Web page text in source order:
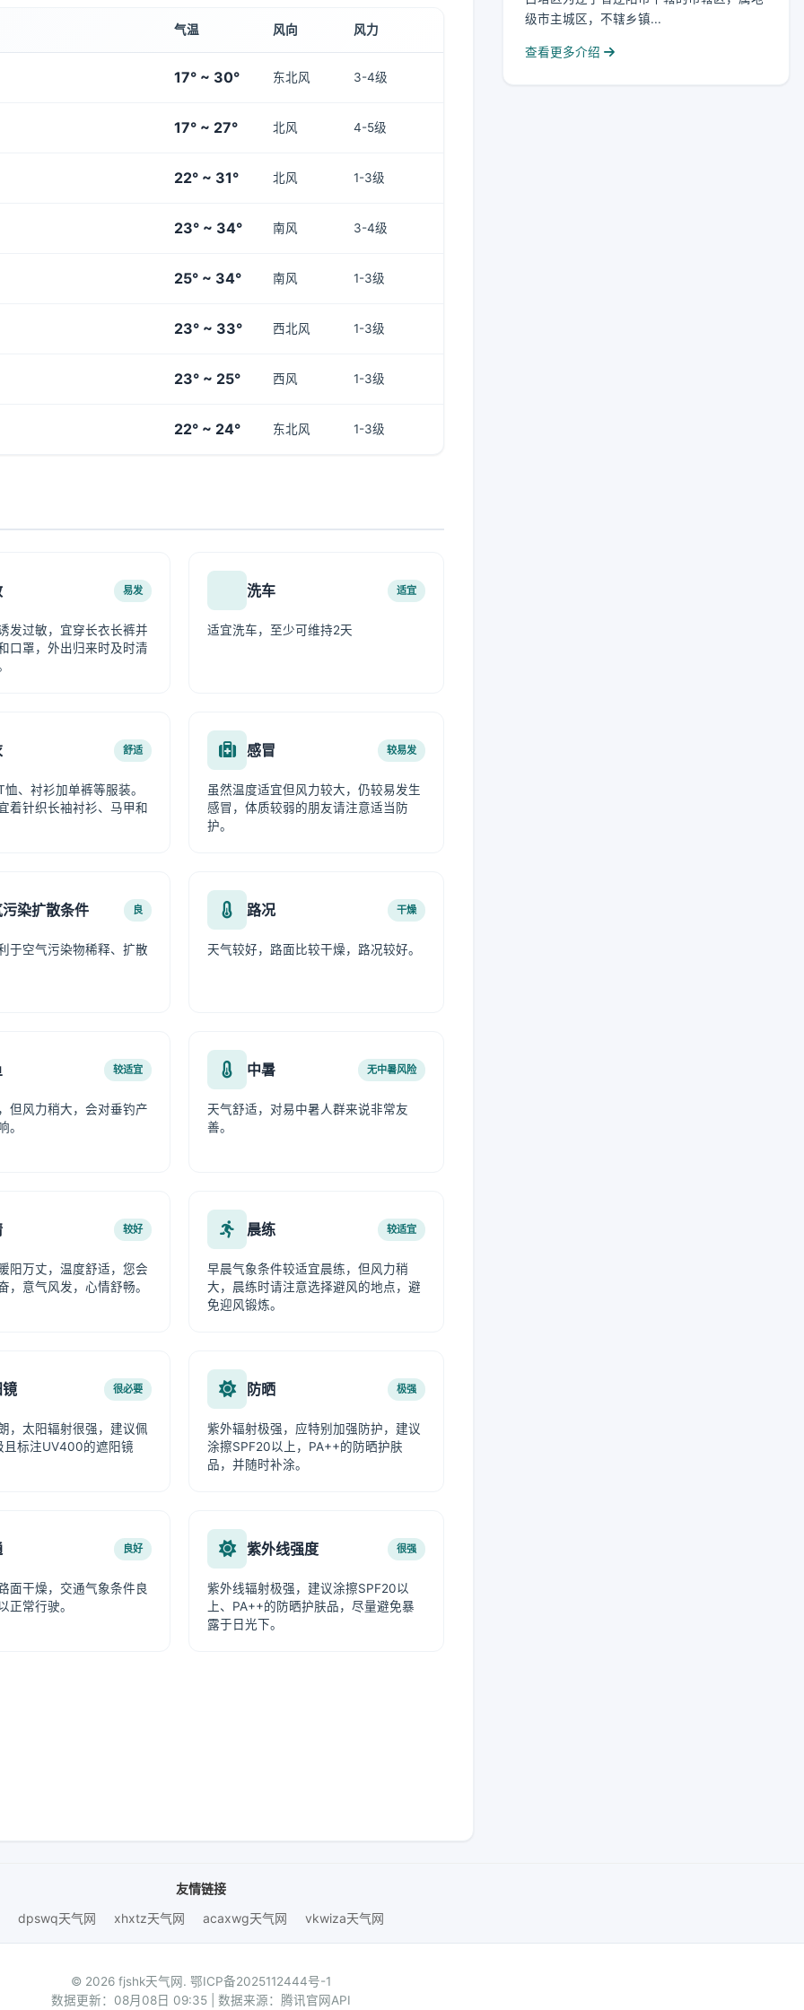
气温 风向 风力
17° ~ 30° 东北风 3-4级
17° ~ 27° 北风 4-5级
22° ~ 31° 北风 1-3级
23° ~ 34° 南风 3-4级
25° ~ 34° 南风 1-3级
23° ~ 33° 西北风 1-3级
23° ~ 25° 西风 1-3级
22° ~ 24° 东北风 1-3级
易发
发过敏，宜穿长衣长裤并
口罩，外出归来时及时清
洗车 适宜
适宜洗车，至少可维持2天
舒适
、衬衫加单裤等服装。
着针织长袖衬衫、马甲和
感冒 较易发
虽然温度适宜但风力较大，仍较易发生
感冒，体质较弱的朋友请注意适当防
护。
染扩散条件 良
于空气污染物稀释、扩散
路况 干燥
天气较好，路面比较干燥，路况较好。
较适宜
但风力稍大，会对垂钓产
。
中暑 无中暑风险
天气舒适，对易中暑人群来说非常友
善。
较好
阳万丈，温度舒适，您会
，意气风发，心情舒畅。
晨练 较适宜
早晨气象条件较适宜晨练，但风力稍
大，晨练时请注意选择避风的地点，避
免迎风锻炼。
很必要
，太阳辐射很强，建议佩
且标注UV400的遮阳镜
防晒 极强
紫外辐射极强，应特别加强防护，建议
涂擦SPF20以上，PA++的防晒护肤
品，并随时补涂。
良好
面干燥，交通气象条件良
正常行驶。
紫外线强度 很强
紫外线辐射极强，建议涂擦SPF20以
上、PA++的防晒护肤品，尽量避免暴
露于日光下。
级市主城区，不辖乡镇...
查看更多介绍
友情链接
dpswq天气网
xhxtz天气网 acaxwg天气网 vkwiza天气网
© 2026 fjshk天气网. 鄂ICP备2025112444号-1
数据更新：08月08日 09:35 | 数据来源：腾讯官网API